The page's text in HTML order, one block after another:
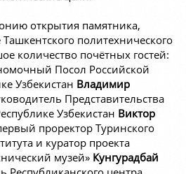
открытия памятника,
политехнического
количество почётных гостей:
Посол Российской
Узбекистан Владимир
Представительства
Узбекистан Виктор
проректор Туринского
и куратор проекта
музей» Кунгурадбай